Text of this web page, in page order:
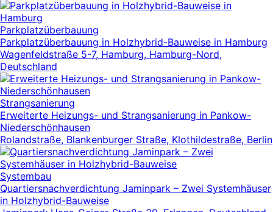
Parkplatzüberbauung
Parkplatzüberbauung in Holzhybrid-Bauweise in Hamburg
Wagenfeldstraße 5-7, Hamburg, Hamburg-Nord,
Deutschland
Strangsanierung
Erweiterte Heizungs- und Strangsanierung in Pankow-
Niederschönhausen
Rolandstraße, Blankenburger Straße, Klothildestraße, Berlin
Systembau
Quartiersnachverdichtung Jaminpark – Zwei Systemhäuser
in Holzhybrid-Bauweise